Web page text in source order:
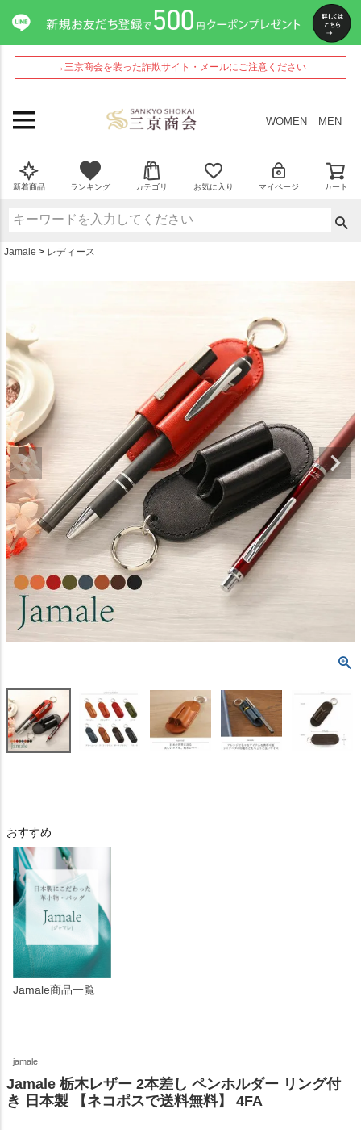
→三京商会を装った詐欺サイト・メールにご注意ください
WOMEN MEN
新着商品 ランキング カテゴリ お気に入り マイページ カート
Jamale レディース
おすすめ
Jamale商品一覧
jamale
Jamale 栃木レザー 2本差し ペンホルダー リング付
き 日本製 【ネコポスで送料無料】 4FA
ペー
ジト
ップ
へ